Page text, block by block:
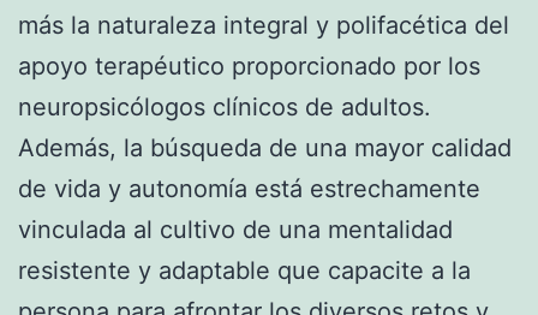
más la naturaleza integral y polifacética del
apoyo terapéutico proporcionado por los
neuropsicólogos clínicos de adultos.
Además, la búsqueda de una mayor calidad
de vida y autonomía está estrechamente
vinculada al cultivo de una mentalidad
resistente y adaptable que capacite a la